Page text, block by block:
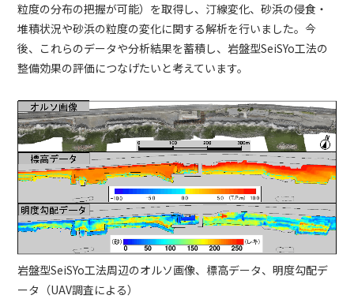
粒度の分布の把握が可能）を取得し、汀線変化、砂浜の侵食・
堆積状況や砂浜の粒度の変化に関する解析を行いました。今
後、これらのデータや分析結果を蓄積し、岩盤型SeiSYo工法の
整備効果の評価につなげたいと考えています。
岩盤型SeiSYo工法周辺のオルソ画像、標高データ、明度勾配デ
ータ（UAV調査による）